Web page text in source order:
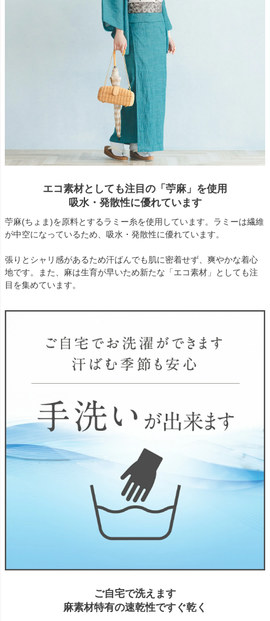
エコ素材としても注目の「苧麻」を使用
吸水・発散性に優れています
苧麻(ちょま)を原料とするラミー糸を使用しています。ラミーは繊維
が中空になっているため、吸水・発散性に優れています。
張りとシャリ感があるため汗ばんでも肌に密着せず、爽やかな着心
地です。また、麻は生育が早いため新たな「エコ素材」としても注
目を集めています。
ご自宅で洗えます
麻素材特有の速乾性ですぐ乾く